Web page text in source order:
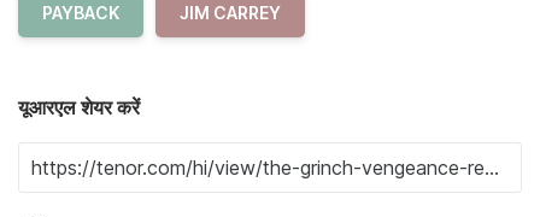
PAYBACK JIM CARREY
यूआरएल शेयर करें